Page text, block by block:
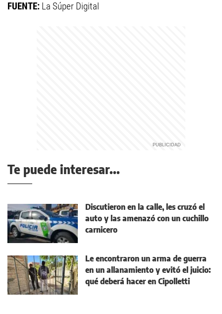
FUENTE: La Súper Digital
Te puede interesar...
Discutieron en la calle, les cruzó el
auto y las amenazó con un cuchillo
carnicero
Le encontraron un arma de guerra
en un allanamiento y evitó el juicio:
qué deberá hacer en Cipolletti